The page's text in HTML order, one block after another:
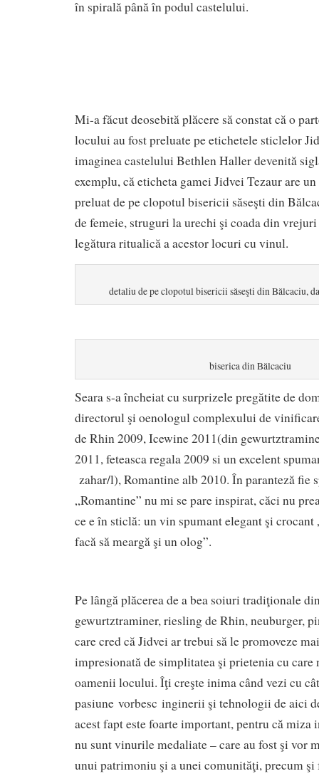
în spirală până în podul castelului.
Mi-a făcut deosebită plăcere să constat că o
locului au fost preluate pe etichetele sticlelor
imaginea castelului Bethlen Haller devenită
exemplu, că eticheta gamei Jidvei Tezaur are
preluat de pe clopotul bisericii săseşti din
de femeie, struguri la urechi şi coada din vrejuri
legătura ritualică a acestor locuri cu vinul.
detaliu de pe clopotul bisericii săseşti din Bălcaciu,
biserica din Bălcaciu
Seara s-a încheiat cu surprizele pregătite de
directorul şi oenologul complexului de
de Rhin 2009, Icewine 2011(din
2011, feteasca regala 2009 si un excelent
zahar/l), Romantine alb 2010. În paranteză fie
„Romantine” nu mi se pare inspirat, căci nu
ce e în sticlă: un vin spumant elegant şi crocant
facă să meargă şi un olog”.
Pe lângă plăcerea de a bea soiuri tradiţionale
gewurtztraminer, riesling de Rhin, neuburger,
care cred că Jidvei ar trebui să le promoveze
impresionată de simplitatea şi prietenia cu care
oamenii locului. Îţi creşte inima când vezi cu
pasiune vorbesc inginerii şi tehnologii de aici
acest fapt este foarte important, pentru că miza
nu sunt vinurile medaliate – care au fost şi vor
unui patrimoniu şi a unei comunităţi, precum şi